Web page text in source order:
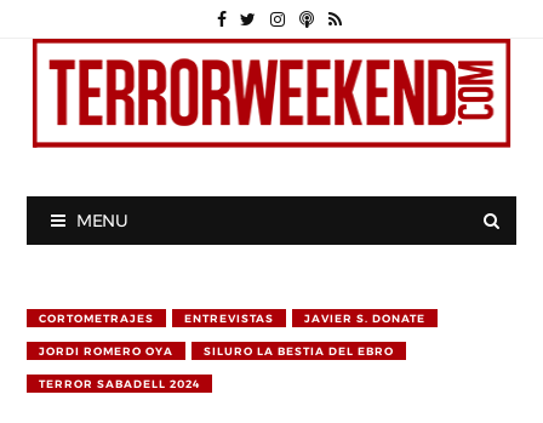
MENU
CORTOMETRAJES ENTREVISTAS JAVIER S. DONATE
JORDI ROMERO OYA SILURO LA BESTIA DEL EBRO
TERROR SABADELL 2024